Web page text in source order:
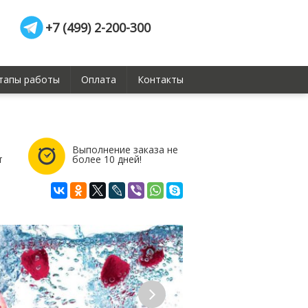
+7 (499) 2-200-300
работы Оплата Контакты
Выполнение заказа не
более 10 дней!